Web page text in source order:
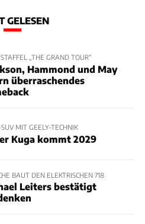
GELESEN
„THE GRAND TOUR“
Hammond und May
überraschendes
MIT GEELY-TECHNIK
Kuga kommt 2029
BAUT DEN ELEKTRISCHEN 718
Leiters bestätigt